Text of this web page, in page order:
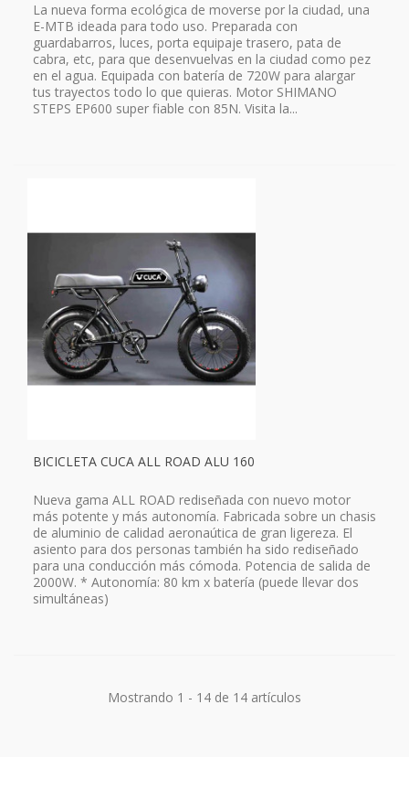
La nueva forma ecológica de moverse por la ciudad, una
E-MTB ideada para todo uso. Preparada con
guardabarros, luces, porta equipaje trasero, pata de
cabra, etc, para que desenvuelvas en la ciudad como pez
en el agua. Equipada con batería de 720W para alargar
tus trayectos todo lo que quieras. Motor SHIMANO
STEPS EP600 super fiable con 85N. Visita la...
BICICLETA CUCA ALL ROAD ALU 160
Nueva gama ALL ROAD rediseñada con nuevo motor
más potente y más autonomía. Fabricada sobre un chasis
de aluminio de calidad aeronaútica de gran ligereza. El
asiento para dos personas también ha sido rediseñado
para una conducción más cómoda. Potencia de salida de
2000W. * Autonomía: 80 km x batería (puede llevar dos
simultáneas)
Mostrando 1 - 14 de 14 artículos